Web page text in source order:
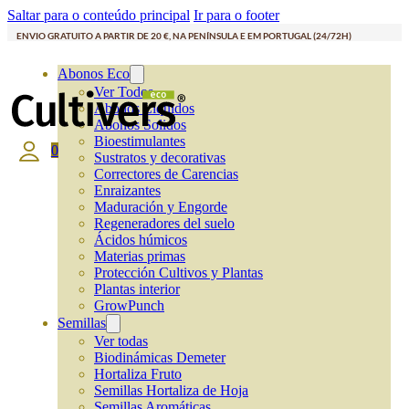
Saltar para o conteúdo principal Ir para o footer
ENVIO GRATUITO A PARTIR DE 20 €, NA PENÍNSULA E EM PORTUGAL (24/72H)
Abonos Eco
Ver Todos
Abonos Líquidos
Abonos Solidos
Bioestimulantes
Sustratos y decorativas
Correctores de Carencias
Enraizantes
Maduración y Engorde
Regeneradores del suelo
Ácidos húmicos
Materias primas
Protección Cultivos y Plantas
Plantas interior
GrowPunch
Semillas
Ver todas
Biodinámicas Demeter
Hortaliza Fruto
Semillas Hortaliza de Hoja
0